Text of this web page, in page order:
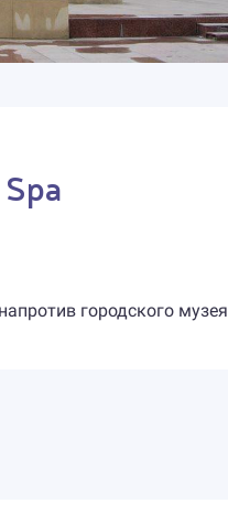
городского музея